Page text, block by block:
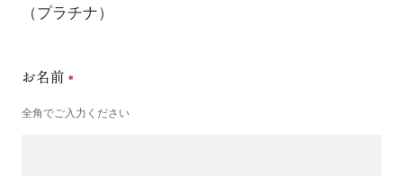
（プラチナ）
お名前
全角でご入力ください